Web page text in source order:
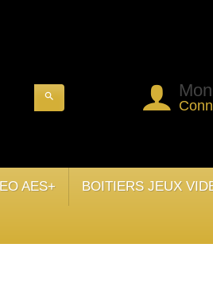
search
AES+ BOITIERS JEUX